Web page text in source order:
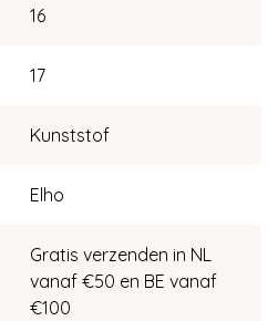
16
17
Kunststof
Elho
Gratis verzenden in NL
vanaf €50 en BE vanaf
€100